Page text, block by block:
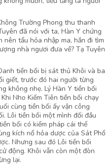
Trường Phong thu thanh
đã nói với ta, Hàn Y chứng
nên tẩu hỏa nhập ma, hắn đi tìm
nhà ngươi đưa về? Tạ Tuyên
tiền bối bị sát thủ Khôi và ba
giết, trước đó hai người từng
không nhẹ. Lý Hàn Y tiền bối
Nho Kiếm Tiên tiền bối chạy
cùng tiền bối ấy vận công
Lôi tiền bối một mình đối đầu
bối có kiếm pháp cái thế
kích nổ hỏa dược của Sát Phố
Nhưng sau đó Lôi tiền bối
động. Khôi vẫn còn một đòn
lại.